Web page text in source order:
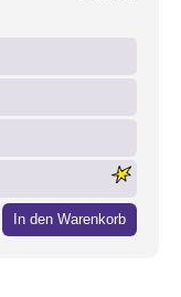
In den Warenkorb